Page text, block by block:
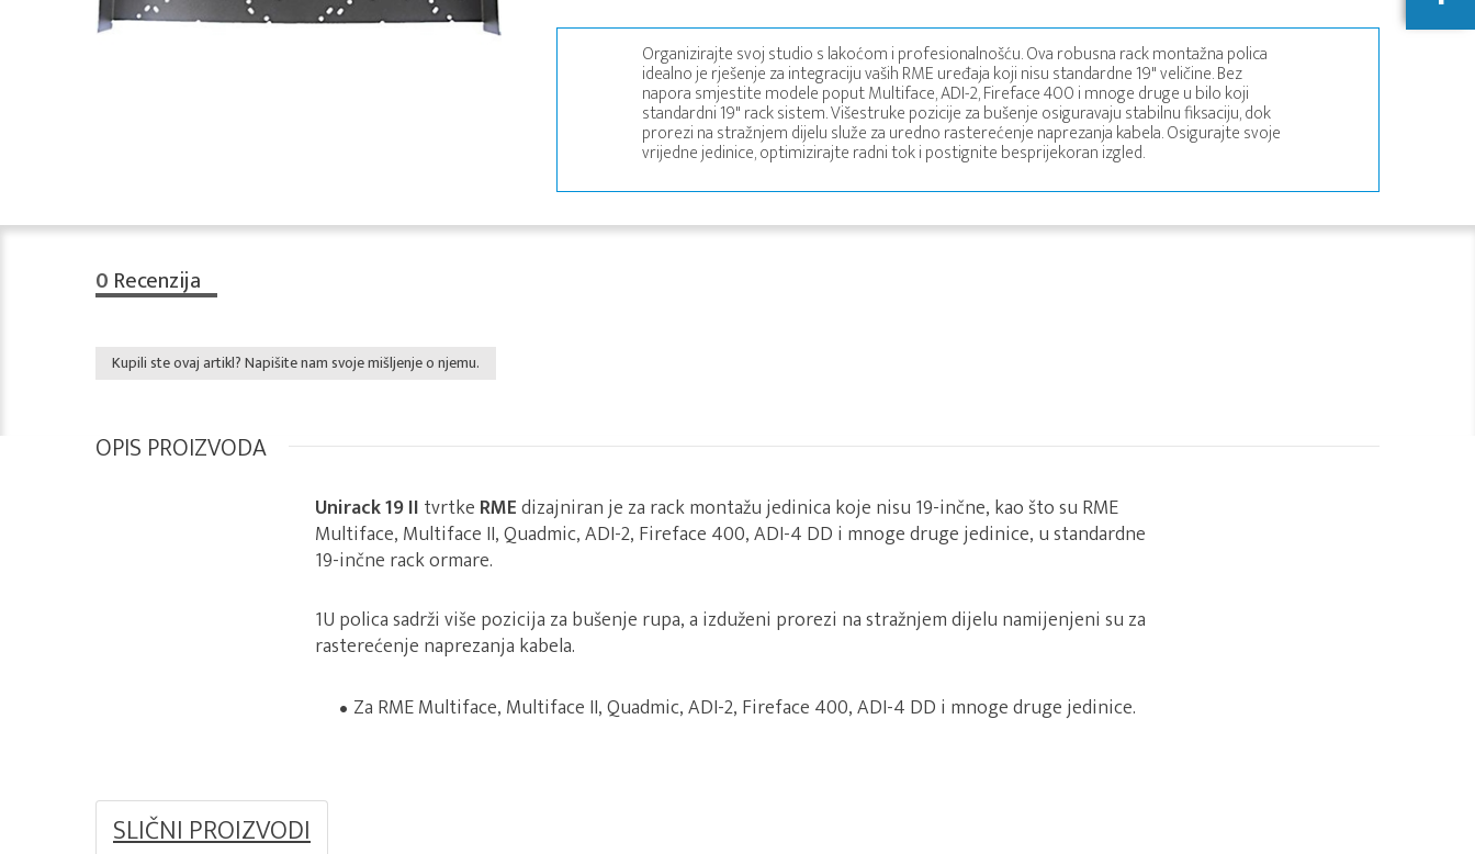
Organizirajte svoj studio s lakoćom i profesionalnošću. Ova robusna rack montažna polica
idealno je rješenje za integraciju vaših RME uređaja koji nisu standardne 19" veličine. Bez
napora smjestite modele poput Multiface, ADI-2, Fireface 400 i mnoge druge u bilo koji
standardni 19" rack sistem. Višestruke pozicije za bušenje osiguravaju stabilnu fiksaciju, dok
prorezi na stražnjem dijelu služe za uredno rasterećenje naprezanja kabela. Osigurajte svoje
vrijedne jedinice, optimizirajte radni tok i postignite besprijekoran izgled.
0 Recenzija
Kupili ste ovaj artikl? Napišite nam svoje mišljenje o njemu.
OPIS PROIZVODA
Unirack 19 II tvrtke RMEdizajniran je za rack montažu jedinica koje nisu 19-inčne, kao što su RME
Multiface, Multiface II, Quadmic, ADI-2, Fireface 400, ADI-4 DD i mnoge druge jedinice, u standardne
19-inčne rack ormare.
1U polica sadrži više pozicija za bušenje rupa, a izduženi prorezi na stražnjem dijelu namijenjeni su za
rasterećenje naprezanja kabela.
Za RME Multiface, Multiface II, Quadmic, ADI-2, Fireface 400, ADI-4 DD i mnoge druge jedinice.
SLIČNI PROIZVODI